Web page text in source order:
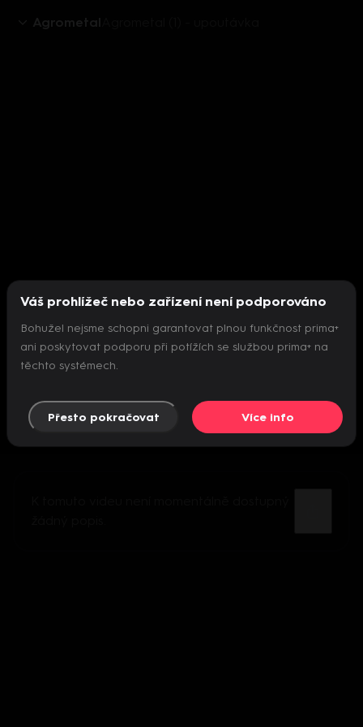
Agrometal
Nepodařilo se inicializovat přehrávač
Váš prohlížeč nebo zařízení není podporováno
Bohužel nejsme schopni garantovat plnou funkčnost prima+
ani poskytovat podporu při potížích se službou prima+ na
těchto systémech.
Přesto pokračovat Více info